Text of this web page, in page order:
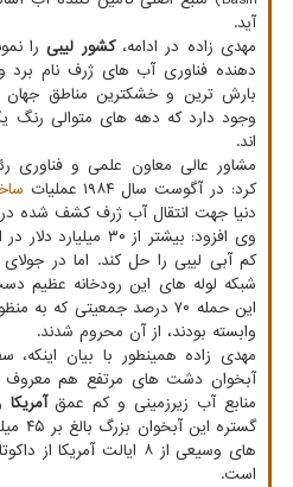
آید.
مهدی زاده در ادامه،کشور لیبی را
دهنده فناوری آب های ژرف نام برد
بارش ترین و خشکترین مناطق
وجود دارد که دهه ­های متوالی رنگ
اند.
مشاور عالی معاون علمی و فناوری
کرد: در آگوست سال ۱۹۸۴ عملیات
دنیا جهت انتقال آب ژرف کشف شده
وی افزود: بیشتر از
شبکه لوله های این رودخانه عظیم
این حمله ۷۰ درصد جمعیتی که
وابسته بودند، از آن محروم شدند.
مهدی زاده همینطور با بیان اینکه،
آبخوان دشت های مرتفع هم ­معروف
منابع آب زیرزمینی و کم عمقآمریکا
های وسیعی از ۸ ایالت
است.